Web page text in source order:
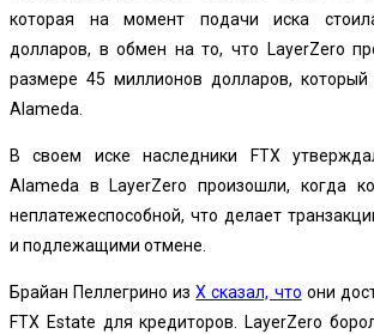
которая на момент подачи иска
долларов, в обмен на то, что LayerZero
размере 45 миллионов долларов, который
Alameda.
В своем иске наследники FTX
Alameda в LayerZero произошли, когда
неплатежеспособной, что делает
и подлежащими отмене.
Брайан Пеллегрино изX сказал, что они
FTX Estate для кредиторов. LayerZero